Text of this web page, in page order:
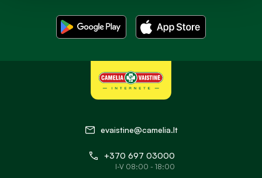
evaistine@camelia.lt
+370 697 03000
I-V 08:00 - 18:00